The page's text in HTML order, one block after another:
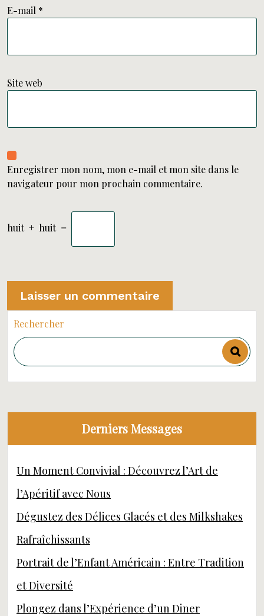
E-mail *
Site web
Enregistrer mon nom, mon e-mail et mon site dans le
navigateur pour mon prochain commentaire.
huit + huit =
Rechercher
Derniers Messages
Un Moment Convivial : Découvrez l’Art de
l’Apéritif avec Nous
Dégustez des Délices Glacés et des Milkshakes
Rafraîchissants
Portrait de l’Enfant Américain : Entre Tradition
et Diversité
Plongez dans l’Expérience d’un Diner